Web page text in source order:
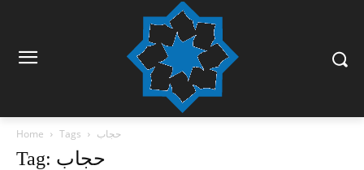
Home Tags حجاب
Tag: حجاب